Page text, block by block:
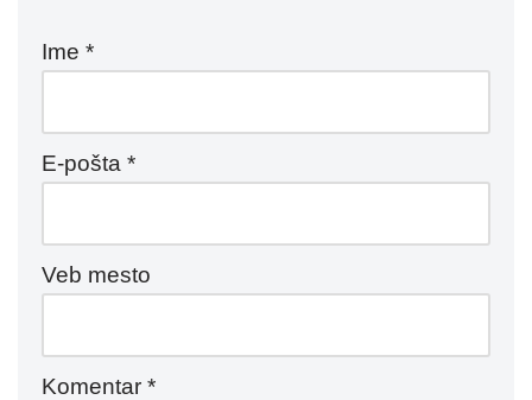
Ime *
E-pošta *
Veb mesto
Komentar *